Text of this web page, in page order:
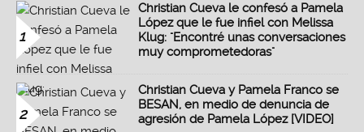
1
Christian Cueva le confesó a Pamela
López que le fue infiel con Melissa
Klug: "Encontré unas conversaciones
muy comprometedoras"
2
Christian Cueva y Pamela Franco se
BESAN, en medio de denuncia de
agresión de Pamela López [VIDEO]